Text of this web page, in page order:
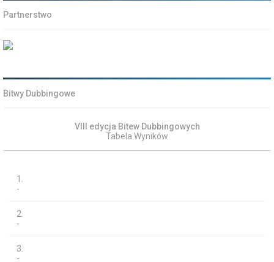
Partnerstwo
Bitwy Dubbingowe
VIII edycja Bitew Dubbingowych
Tabela Wyników
1.
-
2.
-
3.
-